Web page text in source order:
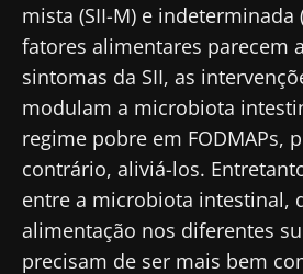
mista (SII-M) e indeterminada
fatores alimentares parecem
sintomas da SII, as
modulam a microbiota
regime pobre em FODMAPs,
contrário, aliviá-los.
entre a microbiota intestinal,
alimentação nos diferentes
precisam de ser mais bem